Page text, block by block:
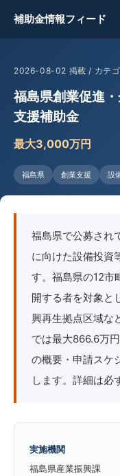
補助金情報フィード
2026-08-02 掲載 / カテゴ
福島県創業促進
支援補助金
最大3,000万円
福島県 創業支援 設
福島県で公募され
に向けた設備投資
す。福島県の12市
開する者を対象と
興再生拠点区域な
では最大866.6万
の概要・申請スケ
します。詳細は必
実施機関
福島県産業振興課